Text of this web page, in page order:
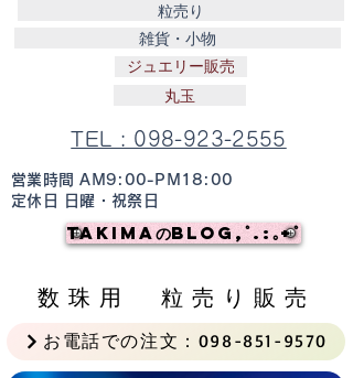
TEL : 098-923-2555
粒売り
雑貨・小物
ジュエリー販売
丸玉
営業時間 AM9:00-PM18:00
定休日 日曜・祝祭日
TAKIMAのBlog,ﾟ.:｡+ﾟ
数珠用 粒売り販売
お電話での注文：098-851-9570